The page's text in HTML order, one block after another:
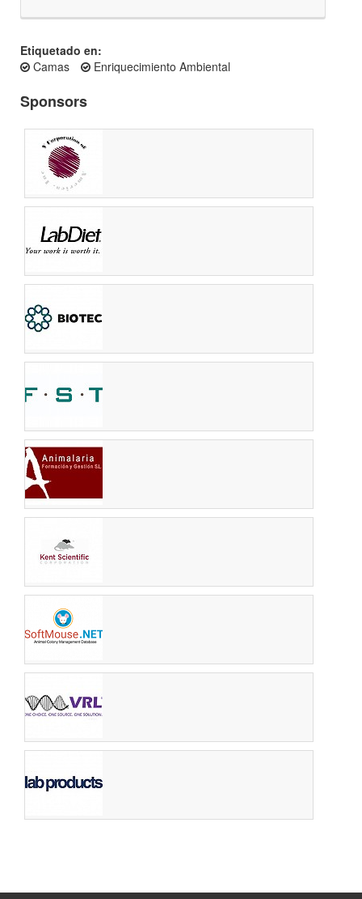
Etiquetado en:
Camas
Enriquecimiento Ambiental
Sponsors